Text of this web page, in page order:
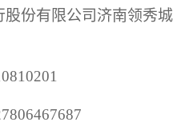
股份有限公司济南领秀城